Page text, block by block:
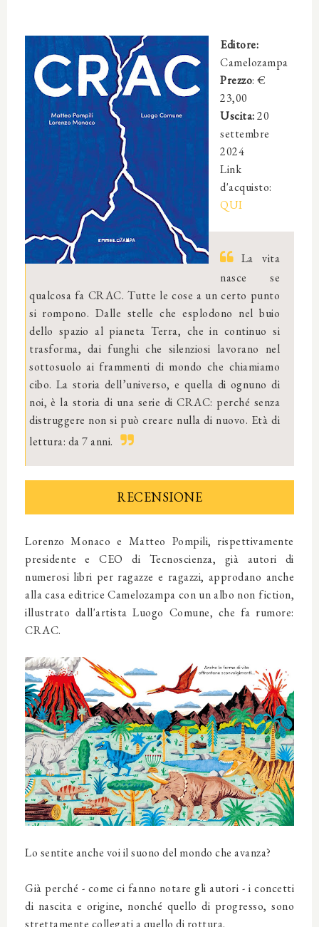
Editore:
Camelozampa
Prezzo: €
23,00
Uscita:20
settembre
2024
Link
d'acquisto:
QUI
La vita
nasce se
qualcosa fa CRAC. Tutte le cose a un certo punto
si rompono. Dalle stelle che esplodono nel buio
dello spazio al pianeta Terra, che in continuo si
trasforma, dai funghi che silenziosi lavorano nel
sottosuolo ai frammenti di mondo che chiamiamo
cibo. La storia dell’universo, e quella di ognuno di
noi, è la storia di una serie di CRAC: perché senza
distruggere non si può creare nulla di nuovo. Età di
lettura: da 7 anni.
RECENSIONE
Lorenzo Monaco e Matteo Pompili, rispettivamente
presidente e CEO di Tecnoscienza, già autori di
numerosi libri per ragazze e ragazzi, approdano anche
alla casa editrice Camelozampa con un albo non fiction,
illustrato dall'artista Luogo Comune, che fa rumore:
CRAC.
Lo sentite anche voi il suono del mondo che avanza?
Già perché - come ci fanno notare gli autori - i concetti
di nascita e origine, nonché quello di progresso, sono
strettamente collegati a quello di rottura.